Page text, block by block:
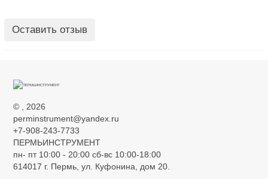
Оставить отзыв
©
, 2026
perminstrument@yandex.ru
+7-908-243-7733
ПЕРМЬИНСТРУМЕНТ
пн- пт 10:00 - 20:00 сб-вс 10:00-18:00
614017 г. Пермь, ул. Куфонина, дом 20.